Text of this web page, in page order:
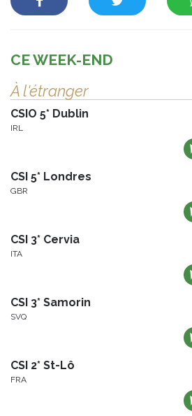
CE WEEK-END
À l'étranger
CSIO 5* Dublin
IRL
CSI 5* Londres
GBR
CSI 3* Cervia
ITA
CSI 3* Samorin
SVQ
CSI 2* St-Lô
FRA